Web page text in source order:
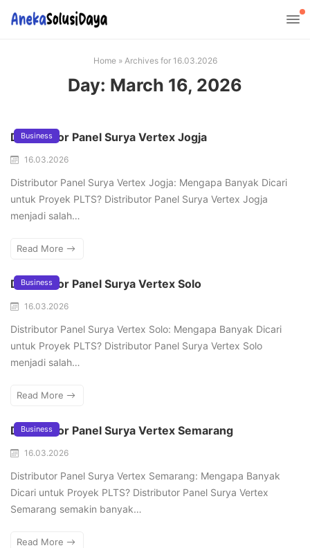
Home» Archives for 16.03.2026
Day: March 16, 2026
Business
Distributor Panel Surya Vertex Jogja
16.03.2026
Distributor Panel Surya Vertex Jogja: Mengapa Banyak Dicari
untuk Proyek PLTS? Distributor Panel Surya Vertex Jogja
menjadi salah…
Read More
Business
Distributor Panel Surya Vertex Solo
16.03.2026
Distributor Panel Surya Vertex Solo: Mengapa Banyak Dicari
untuk Proyek PLTS? Distributor Panel Surya Vertex Solo
menjadi salah…
Read More
Business
Distributor Panel Surya Vertex Semarang
16.03.2026
Distributor Panel Surya Vertex Semarang: Mengapa Banyak
Dicari untuk Proyek PLTS? Distributor Panel Surya Vertex
Semarang semakin banyak…
Read More